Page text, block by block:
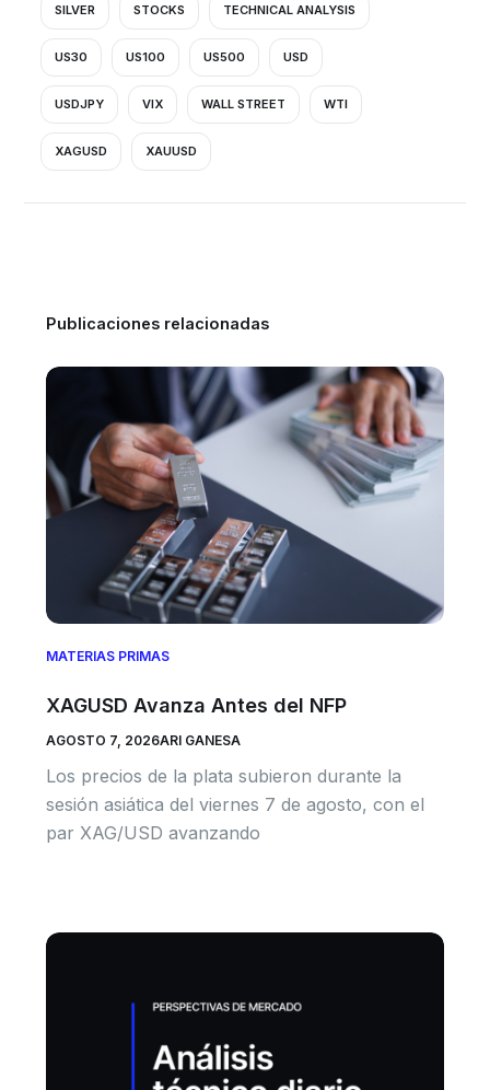
SILVER STOCKS TECHNICAL ANALYSIS
US30 US100 US500 USD
USDJPY VIX WALL STREET WTI
XAGUSD XAUUSD
Publicaciones relacionadas
MATERIAS PRIMAS
XAGUSD Avanza Antes del NFP
AGOSTO 7, 2026ARI GANESA
Los precios de la plata subieron durante la
sesión asiática del viernes 7 de agosto, con el
par XAG/USD avanzando